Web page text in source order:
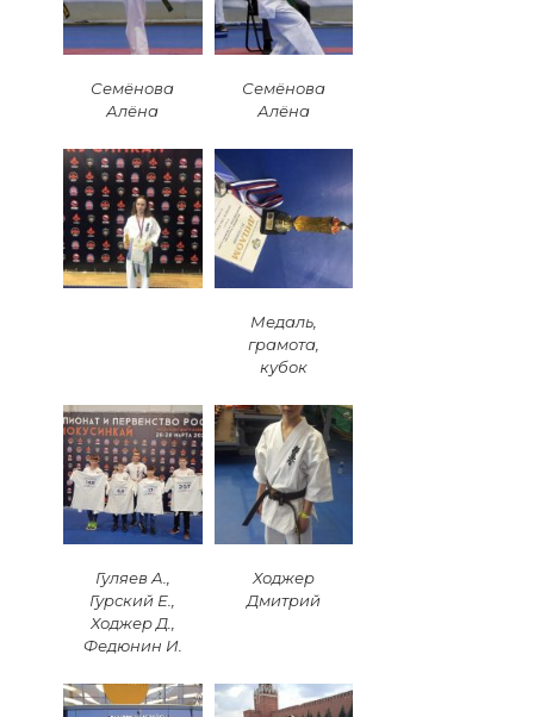
Семёнова
Алёна
Семёнова
Алёна
Медаль,
грамота,
кубок
Гуляев А.,
Гурский Е.,
Ходжер Д.,
Федюнин И.
Ходжер
Дмитрий